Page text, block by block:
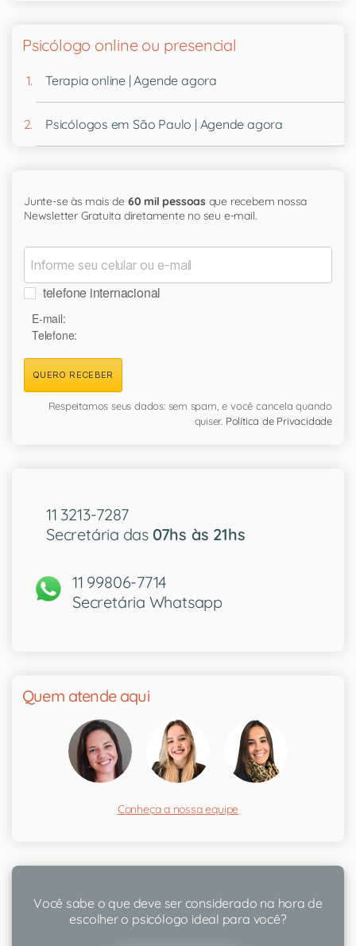
Psicólogo online ou presencial
Terapia online | Agende agora
Psicólogos em São Paulo | Agende agora
Junte-se às mais de 60 mil pessoasque recebem nossa
Newsletter Gratuita diretamente no seu e-mail.
telefone internacional
E-mail:
Telefone:
QUERO RECEBER
Respeitamos seus dados: sem spam, e você cancela quando
quiser. Política de Privacidade
11 3213-7287
Secretária das 07hs às 21hs
11 99806-7714
Secretária Whatsapp
Quem atende aqui
Conheça a nossa equipe
Você sabe o que deve ser considerado na hora de
escolher o psicólogo ideal para você?